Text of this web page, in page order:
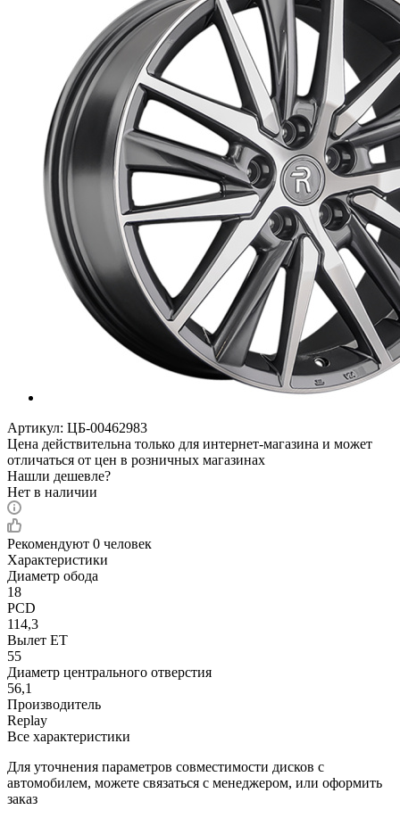
Артикул: ЦБ-00462983
Цена действительна только для интернет-магазина и может
отличаться от цен в розничных магазинах
Нашли дешевле?
Нет в наличии
Рекомендуют 0 человек
Характеристики
Диаметр обода
18
PCD
114,3
Вылет ET
55
Диаметр центрального отверстия
56,1
Производитель
Replay
Все характеристики
Для уточнения параметров совместимости дисков с
автомобилем, можете связаться с менеджером, или оформить
заказ